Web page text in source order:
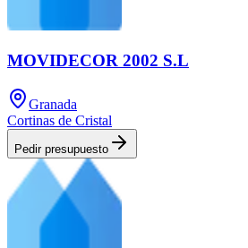
MOVIDECOR 2002 S.L
Granada
Cortinas de Cristal
Pedir presupuesto